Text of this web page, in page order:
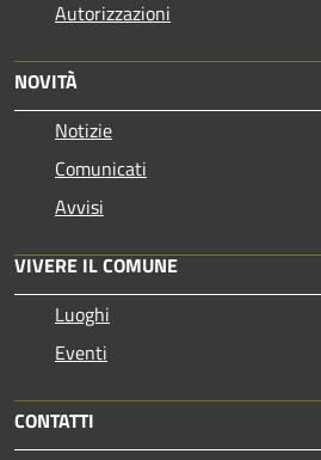
Autorizzazioni
NOVITÀ
Notizie
Comunicati
Avvisi
VIVERE IL COMUNE
Luoghi
Eventi
CONTATTI